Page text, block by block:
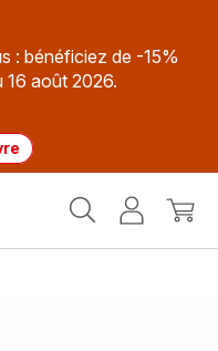
: bénéficiez de -15%
16 août 2026.
MonMon